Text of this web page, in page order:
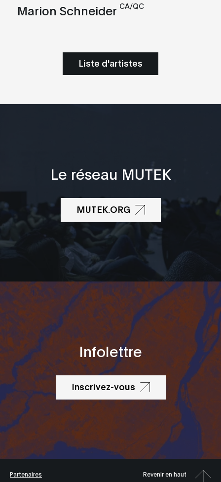
Marion Schneider CA/QC
Liste d'artistes
Le réseau MUTEK
MUTEK.ORG
Infolettre
Inscrivez-vous
Partenaires Revenir en haut